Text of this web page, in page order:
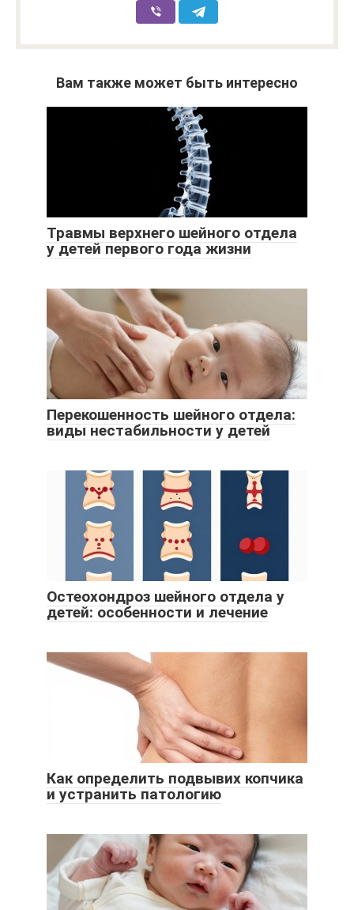
Вам также может быть интересно
Травмы верхнего шейного отдела
у детей первого года жизни
Перекошенность шейного отдела:
виды нестабильности у детей
Остеохондроз шейного отдела у
детей: особенности и лечение
Как определить подвывих копчика
и устранить патологию